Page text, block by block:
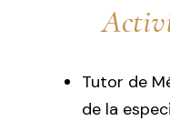
Tutor de
de la